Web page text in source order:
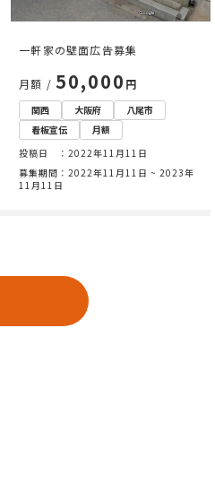
一軒家の壁面広告募集
月額 /50,000 円
関西 大阪府
八尾市
看板宣伝
月額
投稿日 ：2022年11月11日
募集期間：2022年11月11日 ~ 2023年
11月11日